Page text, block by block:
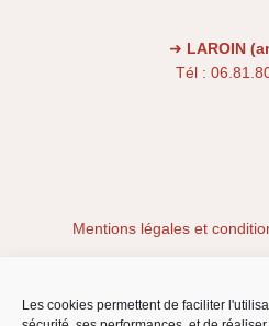
Les cookies permettent de faciliter
➜ LAROIN
Tél :
Mentions légales et